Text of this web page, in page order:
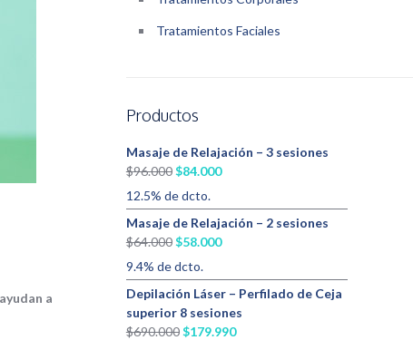
a
Tratamientos Faciales
Productos
Masaje de Relajación – 3 sesiones
$96.000 El
precio
original
era:
$96.000.
$84.000El
actual
es:
$84.000.
12.5% de dcto.
Masaje de Relajación – 2 sesiones
$64.000 El
precio
original
era:
$64.000.
$58.000El
actual
es:
$58.000.
9.4% de dcto.
Depilación Láser – Perfilado de Ceja
superior 8 sesiones
$690.000 El
$179.990El